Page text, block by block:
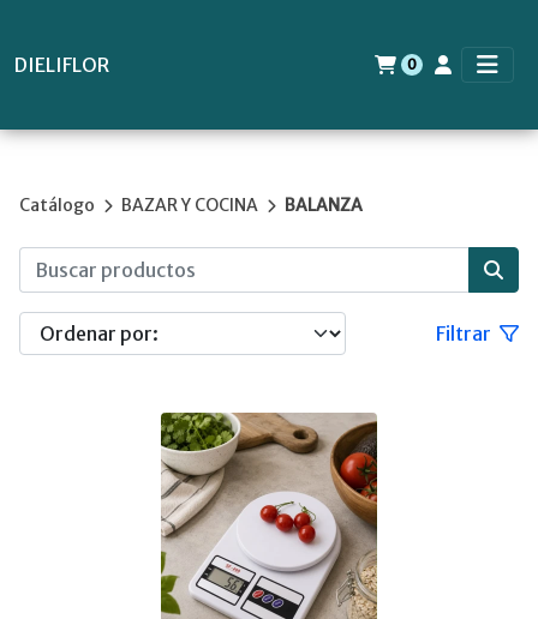
DIELIFLOR 0
Catálogo BAZAR Y COCINA BALANZA
Filtrar